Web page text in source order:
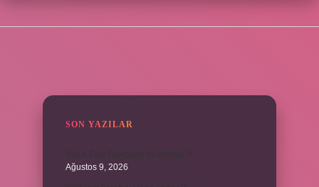
SON YAZILAR
Ağustos 9, 2026